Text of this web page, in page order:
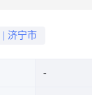
济宁市